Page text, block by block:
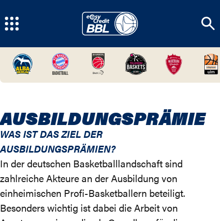
AUSBILDUNGSPRÄMIE
WAS IST DAS ZIEL DER
AUSBILDUNGSPRÄMIEN?
In der deutschen Basketballlandschaft sind
zahlreiche Akteure an der Ausbildung von
einheimischen Profi-Basketballern beteiligt.
Besonders wichtig ist dabei die Arbeit von